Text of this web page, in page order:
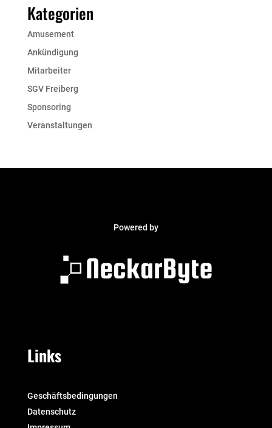
Kategorien
Amusement
Ankündigung
Mitarbeiter
SGV Freiberg
Sponsoring
Veranstaltungen
Powered by
Links
Geschäftsbedingungen
Datenschutz